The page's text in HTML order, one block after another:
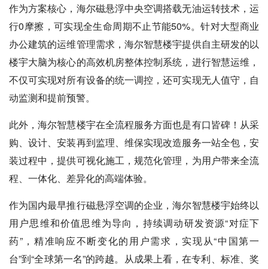
作为方案核心，海尔磁悬浮中央空调搭载无油运转技术，运
行0摩擦，可实现全生命周期不止节能50%。针对大型商业
办公建筑的运维管理需求，海尔智慧楼宇提供自主研发的以
楼宇大脑为核心的高效机房整体控制系统，进行智慧运维，
不仅可实现对所有设备的统一调控，还可实现无人值守，自
动监测和提前预警。
此外，海尔智慧楼宇在全流程服务方面也是有口皆碑！从采
购、设计、安装再到监理、维保实现改造服务一站全包，安
装过程中，提供可视化施工，规范化管理，为用户带来全流
程、一体化、差异化的高端体验。
作为国内最早推行磁悬浮空调的企业，海尔智慧楼宇始终以
用户思维和价值思维为导向，持续调动研发资源“对症下
药”，精准响应不断变化的用户需求，实现从“中国第一
台”到“全球第一名”的跨越。从成果上看，在专利、标准、奖